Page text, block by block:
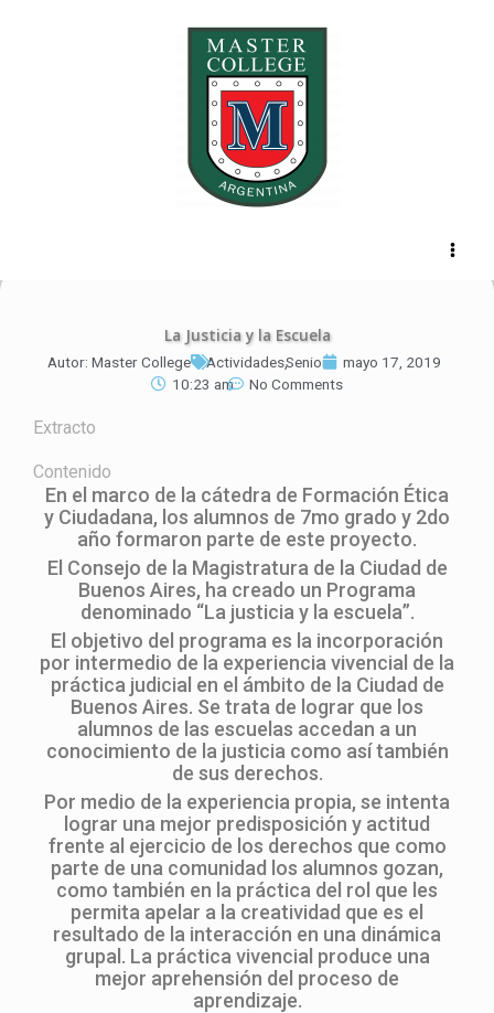
La Justicia y la Escuela
Autor: Master College Actividades,
Senior
mayo 17, 2019
10:23 am
No Comments
Extracto
Contenido
En el marco de la cátedra de Formación Ética
y Ciudadana, los alumnos de 7mo grado y 2do
año formaron parte de este proyecto.
El Consejo de la Magistratura de la Ciudad de
Buenos Aires, ha creado un Programa
denominado “La justicia y la escuela”.
El objetivo del programa es la incorporación
por intermedio de la experiencia vivencial de la
práctica judicial en el ámbito de la Ciudad de
Buenos Aires. Se trata de lograr que los
alumnos de las escuelas accedan a un
conocimiento de la justicia como así también
de sus derechos.
Por medio de la experiencia propia, se intenta
lograr una mejor predisposición y actitud
frente al ejercicio de los derechos que como
parte de una comunidad los alumnos gozan,
como también en la práctica del rol que les
permita apelar a la creatividad que es el
resultado de la interacción en una dinámica
grupal. La práctica vivencial produce una
mejor aprehensión del proceso de
aprendizaje.